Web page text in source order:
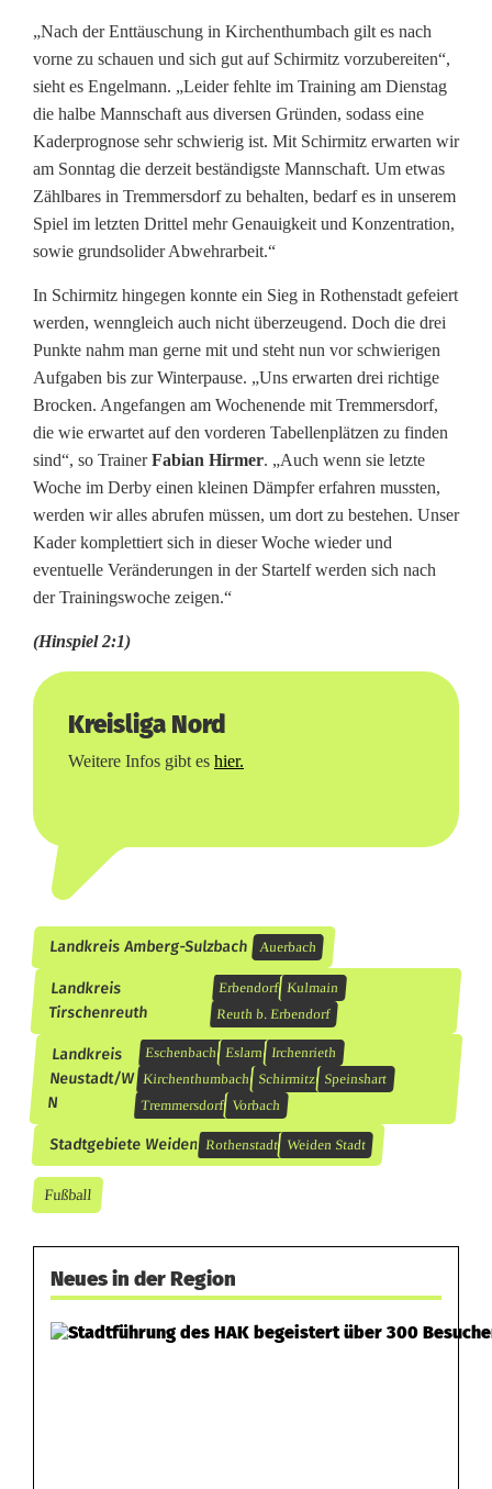
„Nach der Enttäuschung in Kirchenthumbach gilt es nach
vorne zu schauen und sich gut auf Schirmitz vorzubereiten“,
sieht es Engelmann. „Leider fehlte im Training am Dienstag
die halbe Mannschaft aus diversen Gründen, sodass eine
Kaderprognose sehr schwierig ist. Mit Schirmitz erwarten wir
am Sonntag die derzeit beständigste Mannschaft. Um etwas
Zählbares in Tremmersdorf zu behalten, bedarf es in unserem
Spiel im letzten Drittel mehr Genauigkeit und Konzentration,
sowie grundsolider Abwehrarbeit.“
In Schirmitz hingegen konnte ein Sieg in Rothenstadt gefeiert
werden, wenngleich auch nicht überzeugend. Doch die drei
Punkte nahm man gerne mit und steht nun vor schwierigen
Aufgaben bis zur Winterpause. „Uns erwarten drei richtige
Brocken. Angefangen am Wochenende mit Tremmersdorf,
die wie erwartet auf den vorderen Tabellenplätzen zu finden
sind“, so TrainerFabian Hirmer. „Auch wenn sie letzte
Woche im Derby einen kleinen Dämpfer erfahren mussten,
werden wir alles abrufen müssen, um dort zu bestehen. Unser
Kader komplettiert sich in dieser Woche wieder und
eventuelle Veränderungen in der Startelf werden sich nach
der Trainingswoche zeigen.“
(Hinspiel 2:1)
Kreisliga Nord
Weitere Infos gibt es hier.
Landkreis Amberg-Sulzbach Auerbach
Landkreis
Tirschenreuth
Erbendorf Kulmain
Reuth b. Erbendorf
Landkreis
Neustadt/W
N
Eschenbach Eslarn Irchenrieth
Kirchenthumbach Schirmitz Speinshart
Tremmersdorf Vorbach
Stadtgebiete Weiden Rothenstadt Weiden Stadt
Fußball
Neues in der Region